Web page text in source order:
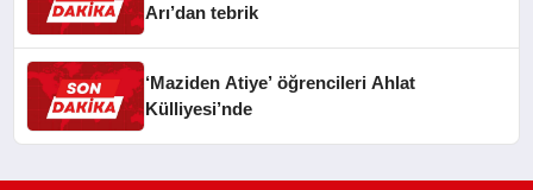
Arı’dan tebrik
‘Maziden Atiye’ öğrencileri Ahlat
Külliyesi’nde